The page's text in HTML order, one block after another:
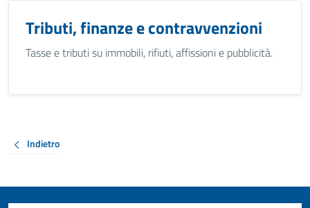
Tributi, finanze e contravvenzioni
Tasse e tributi su immobili, rifiuti, affissioni e pubblicità.
Indietro